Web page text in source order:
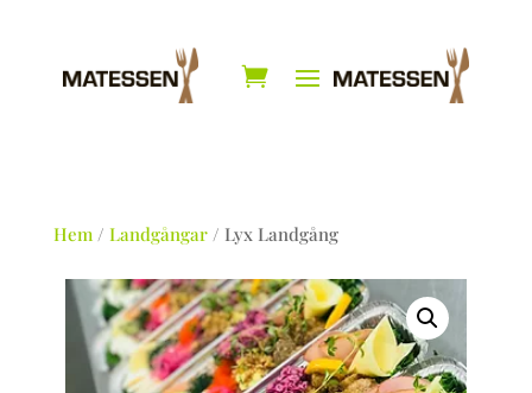
Hem/ Landgångar/ Lyx Landgång